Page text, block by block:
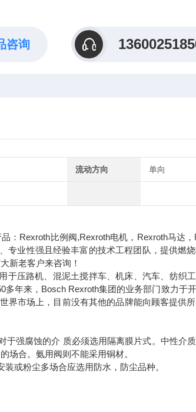
咨询
流动方向 单向
：Rexroth比例阀,Rexroth电机，Rexroth马达
专业性强且经验丰富的技术工程团队，提供燃
新老客户来咨询！
于压路机、混泥土搅拌车、机床、汽车、纺织
年来，Bosch Rexroth集团的业务部门致力于
界市场上，目前没有其他的品牌能向顾客提供
于强腐蚀的介 质必须选用隔离膜片式。中性介
场合。氨用阀则不能采用铜材。
或粉尘多场合应选用防水，防尘品种。